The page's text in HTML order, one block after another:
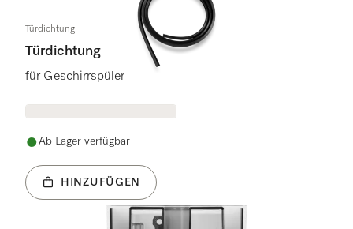
Türdichtung
Türdichtung
für Geschirrspüler
Ab Lager verfügbar
HINZUFÜGEN